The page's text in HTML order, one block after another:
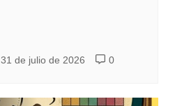
31 de julio de 2026 0